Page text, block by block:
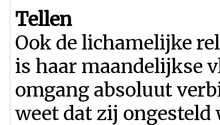
Tellen
Ook de lichamelijke
is haar maandelijkse
omgang absoluut
weet dat zij